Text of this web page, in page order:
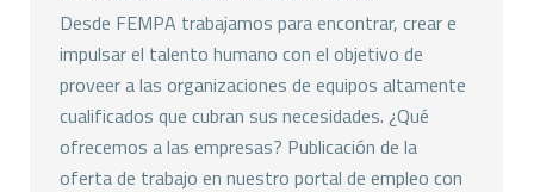
Desde FEMPA trabajamos para encontrar, crear e
impulsar el talento humano con el objetivo de
proveer a las organizaciones de equipos altamente
cualificados que cubran sus necesidades. ¿Qué
ofrecemos a las empresas? Publicación de la
oferta de trabajo en nuestro portal de empleo con